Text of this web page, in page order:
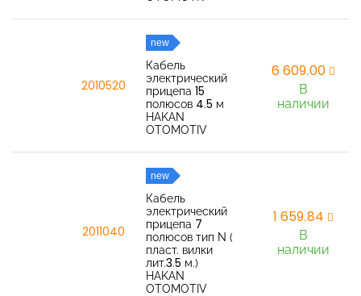
2010520
new
Кабель
электрический
прицепа 15
полюсов 4.5 м
HAKAN
OTOMOTIV
6 609,00
В
наличии
2011040
new
Кабель
электрический
прицепа 7
полюсов тип N (
пласт. вилки
лит.3.5 м.)
HAKAN
OTOMOTIV
1 659,84
В
наличии